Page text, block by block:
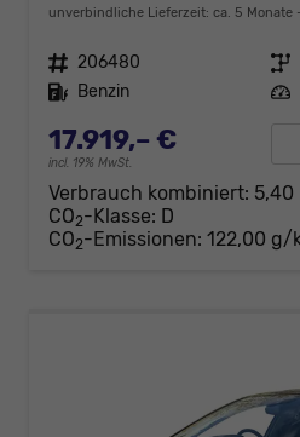
unverbindliche Lieferzeit: ca. 5 Monate
Fahrzeugnr. 206480 Getriebe
Kraftstoff Benzin Leistung
17.919,– €
incl. 19% MwSt.
Verbrauch kombiniert: 5,40
CO2-Klasse: D
CO2-Emissionen: 122,00 g/